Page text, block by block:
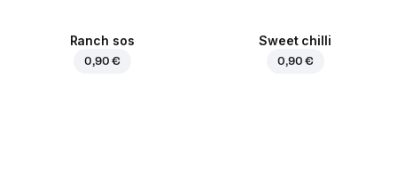
Ranch sos
0,90 €
Sweet chilli
0,90 €